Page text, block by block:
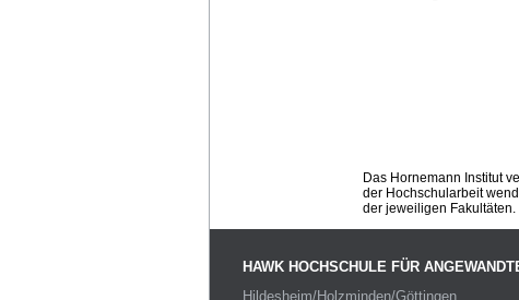
Das Hornemann Institut
der Hochschularbeit
der jeweiligen Fakultäten.
HAWK HOCHSCHULE FÜR
Hildesheim/Holzminden/Göttingen